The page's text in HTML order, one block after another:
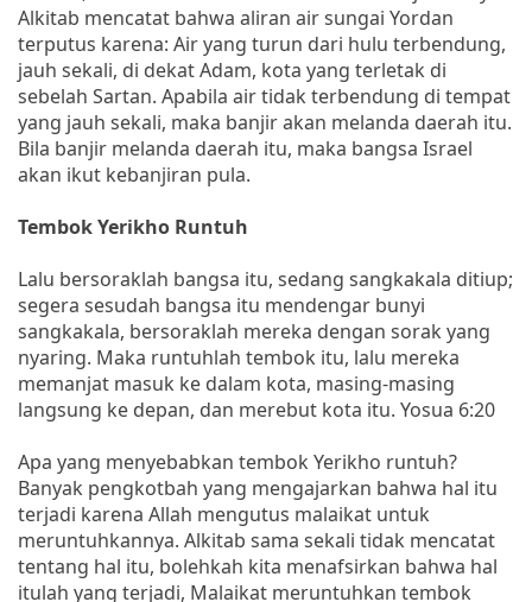
Alkitab mencatat bahwa aliran air sungai Yordan
terputus karena: Air yang turun dari hulu terbendung,
jauh sekali, di dekat Adam, kota yang terletak di
sebelah Sartan. Apabila air tidak terbendung di tempat
yang jauh sekali, maka banjir akan melanda daerah itu.
Bila banjir melanda daerah itu, maka bangsa Israel
akan ikut kebanjiran pula.
Tembok Yerikho Runtuh
Lalu bersoraklah bangsa itu, sedang sangkakala ditiup;
segera sesudah bangsa itu mendengar bunyi
sangkakala, bersoraklah mereka dengan sorak yang
nyaring. Maka runtuhlah tembok itu, lalu mereka
memanjat masuk ke dalam kota, masing-masing
langsung ke depan, dan merebut kota itu. Yosua 6:20
Apa yang menyebabkan tembok Yerikho runtuh?
Banyak pengkotbah yang mengajarkan bahwa hal itu
terjadi karena Allah mengutus malaikat untuk
meruntuhkannya. Alkitab sama sekali tidak mencatat
tentang hal itu, bolehkah kita menafsirkan bahwa hal
itulah yang terjadi, Malaikat meruntuhkan tembok